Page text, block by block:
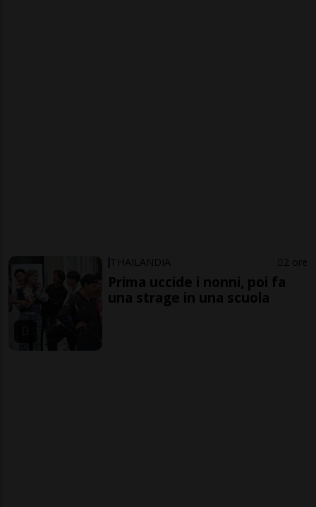
THAILANDIA 2 ore
Prima uccide i nonni, poi fa
una strage in una scuola